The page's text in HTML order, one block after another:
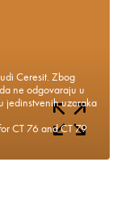
Ceresit. Zbog
ne odgovaraju u
jedinstvenih uzoraka
CT 76 and CT 79